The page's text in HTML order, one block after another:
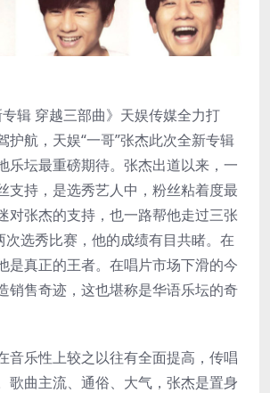
专辑 穿越三部曲》天娱传媒全力打
护航，天娱“一哥”张杰此次全新专辑
乐坛最重磅期待。张杰出道以来，一
支持，是选秀艺人中，粉丝粘着度最
对张杰的支持，也一路帮他走过三张
次选秀比赛，他的成绩有目共睹。在
是真正的王者。在唱片市场下滑的今
销售奇迹，这也堪称是华语乐坛的奇
音乐性上较之以往有全面提高，传唱
歌曲主流、通俗、大气，张杰是置身